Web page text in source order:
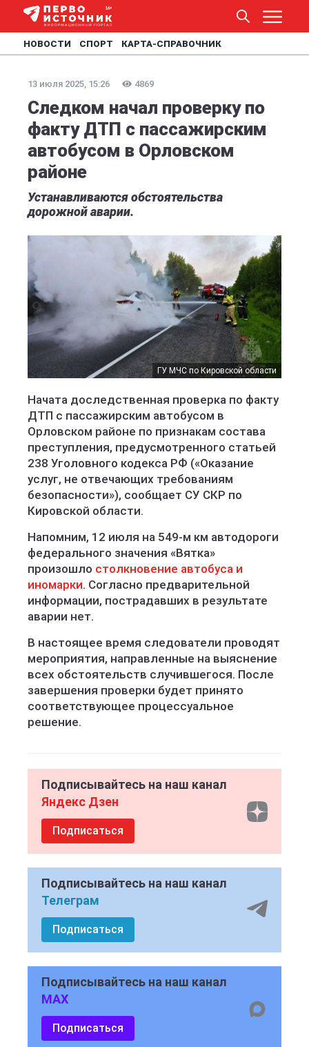
НОВОСТИ СПОРТ КАРТА-СПРАВОЧНИК
13 июля 2025, 15:26 4869
Следком начал проверку по
факту ДТП с пассажирским
автобусом в Орловском
районе
Устанавливаются обстоятельства
дорожной аварии.
ГУ МЧС по Кировской области
Начата доследственная проверка по факту
ДТП с пассажирским автобусом в
Орловском районе по признакам состава
преступления, предусмотренного статьей
238 Уголовного кодекса РФ («Оказание
услуг, не отвечающих требованиям
безопасности»), сообщает СУ СКР по
Кировской области.
Напомним, 12 июля на 549-м км автодороги
федерального значения «Вятка»
произошло столкновение автобуса и
иномарки. Согласно предварительной
информации, пострадавших в результате
аварии нет.
В настоящее время следователи проводят
мероприятия, направленные на выяснение
всех обстоятельств случившегося. После
завершения проверки будет принято
соответствующее процессуальное
решение.
Подписывайтесь на наш канал
Яндекс Дзен
Подписаться
Подписывайтесь на наш канал
Телеграм
Подписаться
Подписывайтесь на наш канал
MAX
Подписаться